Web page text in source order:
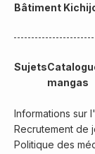
Bâtiment
Sujets
mangas
Informations sur
Recrutement de
Politique des